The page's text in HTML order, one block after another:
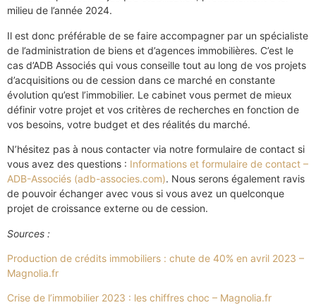
milieu de l’année 2024.
Il est donc préférable de se faire accompagner par un spécialiste
de l’administration de biens et d’agences immobilières. C’est le
cas d’ADB Associés qui vous conseille tout au long de vos projets
d’acquisitions ou de cession dans ce marché en constante
évolution qu’est l’immobilier. Le cabinet vous permet de mieux
définir votre projet et vos critères de recherches en fonction de
vos besoins, votre budget et des réalités du marché.
N’hésitez pas à nous contacter via notre formulaire de contact si
vous avez des questions : Informations et formulaire de contact –
ADB-Associés (adb-associes.com). Nous serons également ravis
de pouvoir échanger avec vous si vous avez un quelconque
projet de croissance externe ou de cession.
Sources :
Production de crédits immobiliers : chute de 40% en avril 2023 –
Magnolia.fr
Crise de l’immobilier 2023 : les chiffres choc – Magnolia.fr